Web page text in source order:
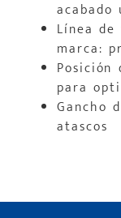
acabado
Línea
marca:
Posición
para
Gancho
atascos